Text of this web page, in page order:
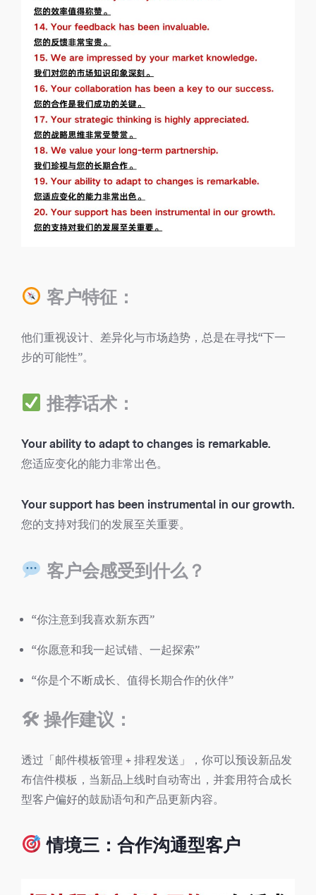
客户特征：
他们重视设计、差异化与市场趋势，总是在寻找“下一
步的可能性”。
推荐话术：
Your ability to adapt to changes is remarkable.
您适应变化的能力非常出色。
Your support has been instrumental in our growth.
您的支持对我们的发展至关重要。
客户会感受到什么？
“你注意到我喜欢新东西”
“你愿意和我一起试错、一起探索”
“你是个不断成长、值得长期合作的伙伴”
🛠 操作建议：
透过「邮件模板管理 + 排程发送」，你可以预设新品发
布信件模板，当新品上线时自动寄出，并套用符合成长
型客户偏好的鼓励语句和产品更新内容。
情境三：合作沟通型客户